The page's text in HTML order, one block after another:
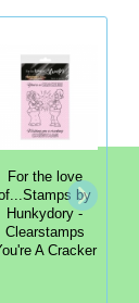
For the love
by
Hunkydory -
Clearstamps
A Cracker